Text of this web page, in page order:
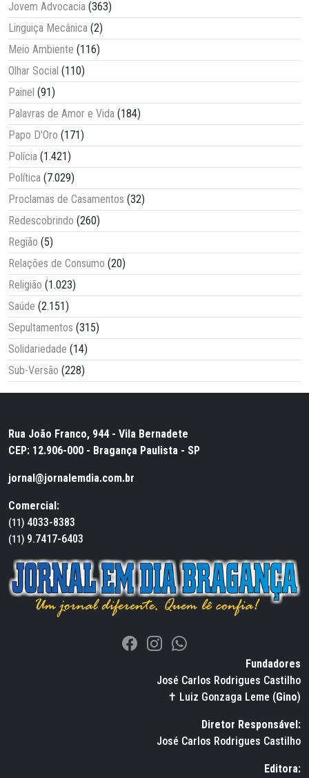
Jovem Advocacia (363)
Linguiça Mecânica (2)
Meio Ambiente (116)
Olhar Social (110)
Painel (91)
Palavras de Amor e Vida (184)
Papo D'Oro (171)
Polícia (1.421)
Política (7.029)
Proclamas de Casamentos (32)
Redescobrindo (260)
Região (5)
Relações de Consumo (20)
Religião (1.023)
Saúde (2.151)
Sepultamentos (315)
Solidariedade (14)
Sub-Versão (228)
Rua João Franco, 944 - Vila Bernadete
CEP: 12.906-000 - Bragança Paulista - SP
jornal@jornalemdia.com.br
Comercial:
(11) 4033-8383
(11) 9.7417-6403
Fundadores
José Carlos Rodrigues Castilho
✝ Luiz Gonzaga Leme (Gino)
Diretor Responsável:
José Carlos Rodrigues Castilho
Editora: